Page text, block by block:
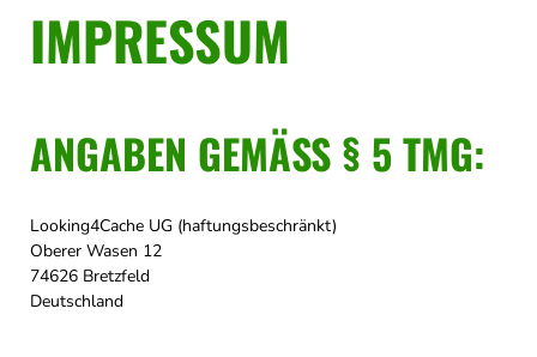
IMPRESSUM
ANGABEN GEMÄSS § 5 TMG:
Looking4Cache UG (haftungsbeschränkt)
Oberer Wasen 12
74626 Bretzfeld
Deutschland